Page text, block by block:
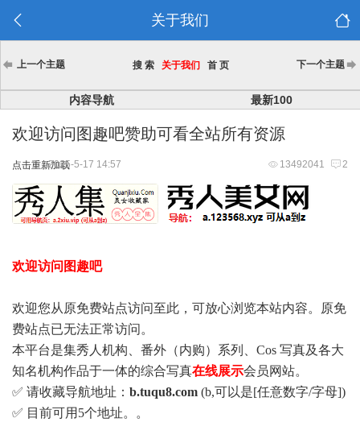
关于我们
上一个主题 搜 索 关于我们 首 页 下一个主题
内容导航 最新100
欢迎访问图趣吧赞助可看全站所有资源
点击重新加载 13492041 2
2025-5-17 14:57
欢迎访问图趣吧
欢迎您从原免费站点访问至此，可放心浏览本站内容。原免
费站点已无法正常访问。
本平台是集秀人机构、番外（内购）系列、Cos 写真及各大
知名机构作品于一体的综合写真在线展示会员网站。
✅ 请收藏导航地址： b.tuqu8.com (b,可以是[任意数字/字母])
✅ 目前可用5个地址。。